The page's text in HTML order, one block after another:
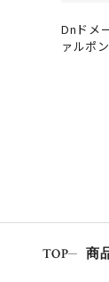
Dnドメ
ァルポ
TOP 商